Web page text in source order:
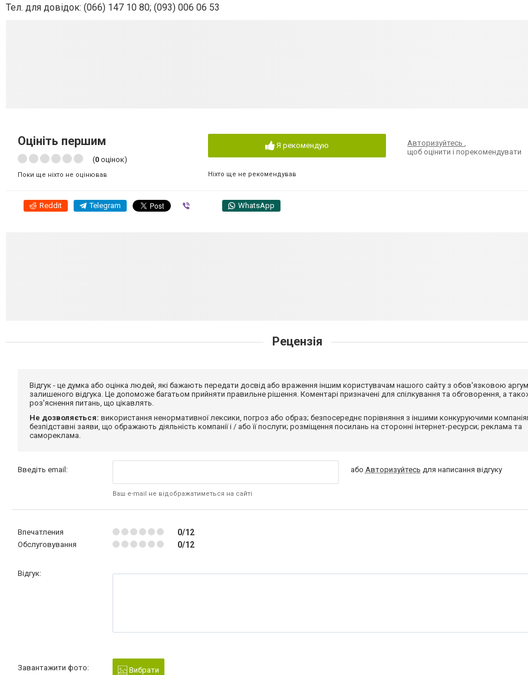
Тел. для довідок: (066) 147 10 80; (093) 006 06 53
Оцініть першим
(0 оцінок)
Поки ще ніхто не оцінював
Я рекомендую
Ніхто ще не рекомендував
Авторизуйтесь
щоб оцінити і порекомендувати
Reddit Telegram WhatsApp
Рецензія
Відгук - це думка або оцінка людей, які бажають передати досвід або враження іншим користувачам нашого сайту з обов'язковою
залишеного відгука. Це допоможе багатьом прийняти правильне рішення. Коментарі призначені для спілкування та обговорення, а
роз'яснення питань, що цікавлять.
Не дозволяється: використання ненормативної лексики, погроз або образ; безпосереднє порівняння з іншими конкуруючими
безпідставні заяви, що ображають діяльність компанії і / або її послуги; розміщення посилань на сторонні інтернет-ресурси; реклама та
самореклама.
Введіть email:
Ваш e-mail не відображатиметься на сайті
або Авторизуйтесь для написання відгуку
Впечатления 0/12
Обслуговування 0/12
Відгук:
Завантажити фото: Вибрати